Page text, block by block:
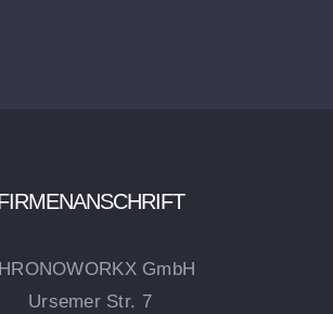
GmbH
Ursemer Str. 7